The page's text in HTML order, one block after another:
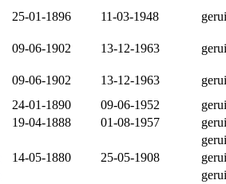
25-01-1896 11-03-1948
09-06-1902 13-12-1963
09-06-1902 13-12-1963
24-01-1890 09-06-1952
19-04-1888 01-08-1957
14-05-1880 25-05-1908